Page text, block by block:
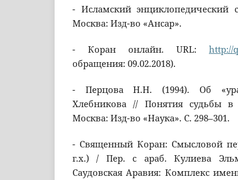
- Исламский энциклопедический
Москва: Изд-во «Ансар».
- Коран онлайн. URL: http://
обращения: 09.02.2018).
- Перцова Н.Н. (1994). Об
Хлебникова // Понятия судьбы в
Москва: Изд-во «Наука». С. 298–301.
- Священный Коран: Смысловой
г.х.) / Пер. с араб. Кулиева
Саудовская Аравия: Комплекс